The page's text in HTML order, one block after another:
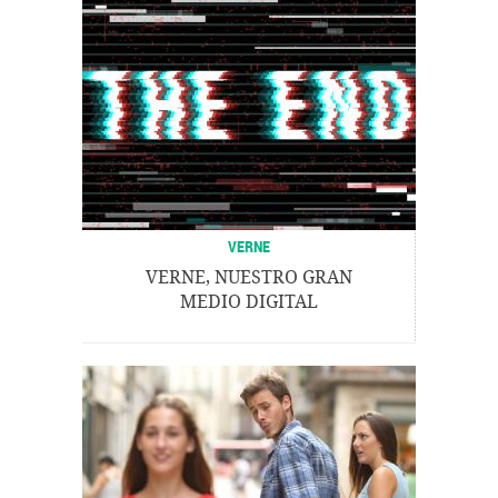
VERNE
VERNE, NUESTRO GRAN
MEDIO DIGITAL